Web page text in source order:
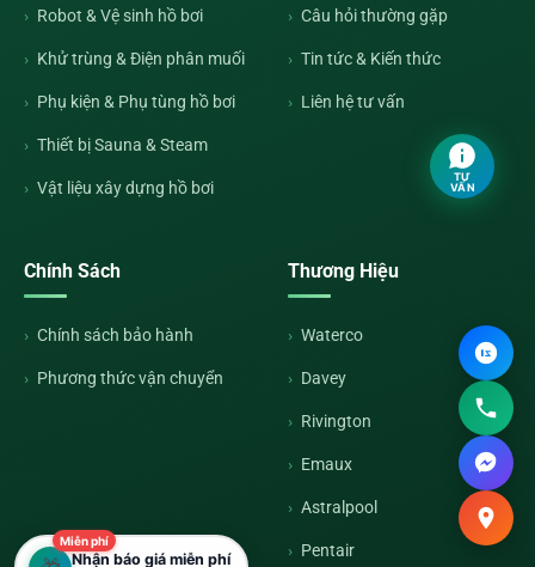
Robot & Vệ sinh hồ bơi
Khử trùng & Điện phân muối
Phụ kiện & Phụ tùng hồ bơi
Thiết bị Sauna & Steam
Vật liệu xây dựng hồ bơi
Câu hỏi thường gặp
Tin tức & Kiến thức
Liên hệ tư vấn
Chính Sách
Chính sách bảo hành
Phương thức vận chuyển
Thương Hiệu
Waterco
Davey
Rivington
Emaux
Astralpool
Pentair
TƯ
VẤN
Miễn phí
Nhận báo giá miễn phí